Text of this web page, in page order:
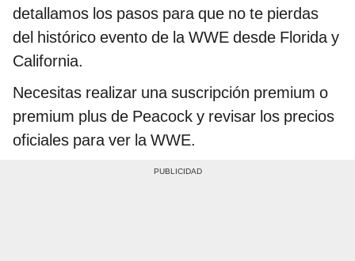
detallamos los pasos para que no te pierdas
del histórico evento de la WWE desde Florida y
California.
Necesitas realizar una suscripción premium o
premium plus de Peacock y revisar los precios
oficiales para ver la WWE.